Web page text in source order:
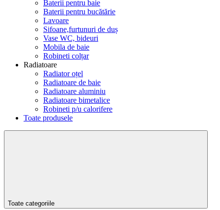
Baterii pentru baie
Baterii pentru bucătărie
Lavoare
Sifoane,furtunuri de duș
Vase WC, bideuri
Mobila de baie
Robineti colțar
Radiatoare
Radiator oțel
Radiatoare de baie
Radiatoare aluminiu
Radiatoare bimetalice
Robineti p/u calorifere
Toate produsele
Toate categoriile